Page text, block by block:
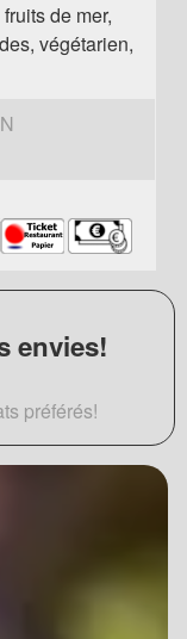
de mer,
végétarien,
envies!
préférés!